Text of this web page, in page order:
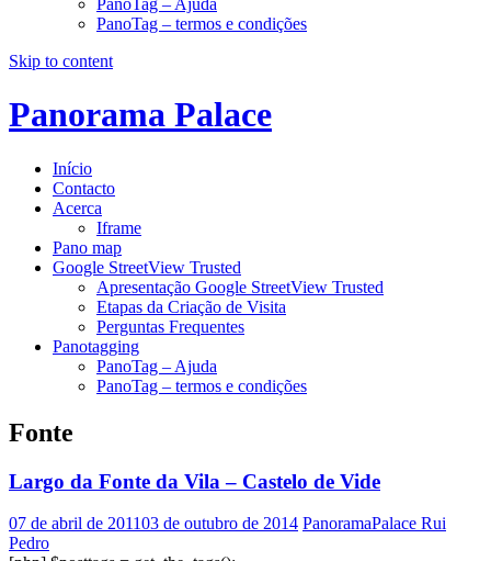
PanoTag – Ajuda
PanoTag – termos e condições
Skip to content
Panorama Palace
Início
Contacto
Acerca
Iframe
Pano map
Google StreetView Trusted
Apresentação Google StreetView Trusted
Etapas da Criação de Visita
Perguntas Frequentes
Panotagging
PanoTag – Ajuda
PanoTag – termos e condições
Fonte
Largo da Fonte da Vila – Castelo de Vide
07 de abril de 201103 de outubro de 2014 PanoramaPalace Rui
Pedro